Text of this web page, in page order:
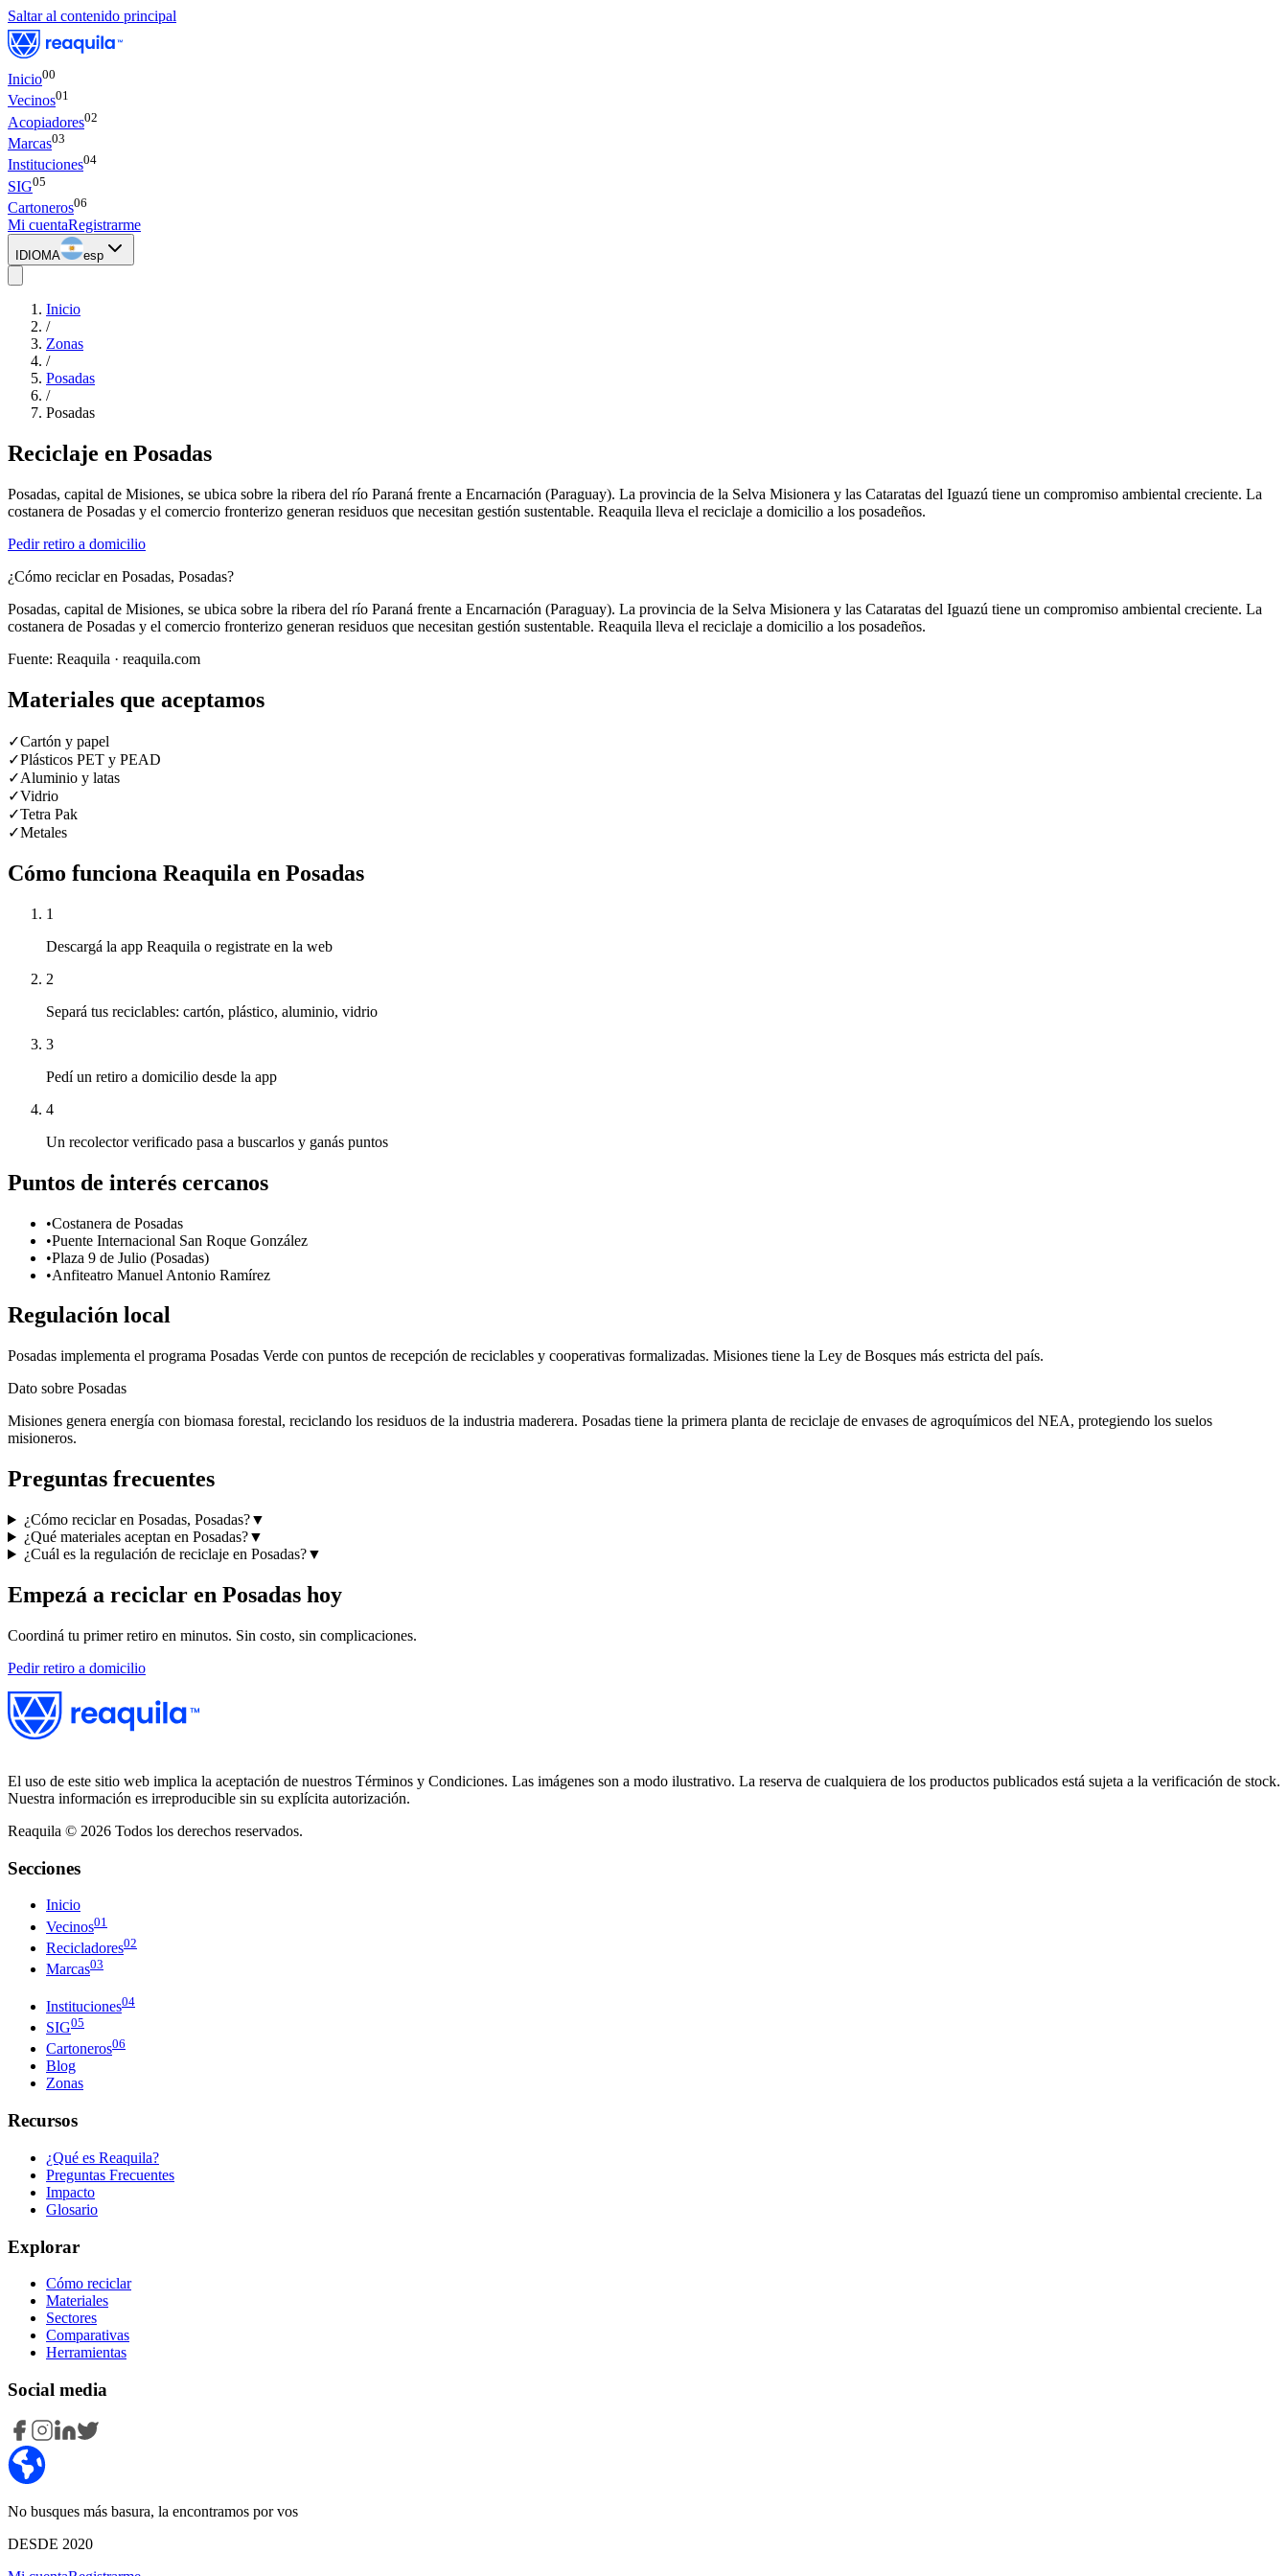
Saltar al contenido principal
Inicio00
Vecinos01
Acopiadores02
Marcas03
Instituciones04
SIG05
Cartoneros06
Mi cuentaRegistrarme
IDIOMA esp
Inicio
/
Zonas
/
Posadas
/
Posadas
Reciclaje en Posadas
Posadas, capital de Misiones, se ubica sobre la ribera del río Paraná frente a Encarnación (Paraguay). La provincia de la Selva Misionera y las Cataratas del Iguazú tiene un compromiso ambiental creciente. La
costanera de Posadas y el comercio fronterizo generan residuos que necesitan gestión sustentable. Reaquila lleva el reciclaje a domicilio a los posadeños.
Pedir retiro a domicilio
¿Cómo reciclar en Posadas, Posadas?
Posadas, capital de Misiones, se ubica sobre la ribera del río Paraná frente a Encarnación (Paraguay). La provincia de la Selva Misionera y las Cataratas del Iguazú tiene un compromiso ambiental creciente. La
costanera de Posadas y el comercio fronterizo generan residuos que necesitan gestión sustentable. Reaquila lleva el reciclaje a domicilio a los posadeños.
Fuente: Reaquila · reaquila.com
Materiales que aceptamos
✓Cartón y papel
✓Plásticos PET y PEAD
✓Aluminio y latas
✓Vidrio
✓Tetra Pak
✓Metales
Cómo funciona Reaquila en Posadas
1
Descargá la app Reaquila o registrate en la web
2
Separá tus reciclables: cartón, plástico, aluminio, vidrio
3
Pedí un retiro a domicilio desde la app
4
Un recolector verificado pasa a buscarlos y ganás puntos
Puntos de interés cercanos
•Costanera de Posadas
•Puente Internacional San Roque González
•Plaza 9 de Julio (Posadas)
•Anfiteatro Manuel Antonio Ramírez
Regulación local
Posadas implementa el programa Posadas Verde con puntos de recepción de reciclables y cooperativas formalizadas. Misiones tiene la Ley de Bosques más estricta del país.
Dato sobre Posadas
Misiones genera energía con biomasa forestal, reciclando los residuos de la industria maderera. Posadas tiene la primera planta de reciclaje de envases de agroquímicos del NEA, protegiendo los suelos
misioneros.
Preguntas frecuentes
¿Cómo reciclar en Posadas, Posadas?▼
¿Qué materiales aceptan en Posadas?▼
¿Cuál es la regulación de reciclaje en Posadas?▼
Empezá a reciclar en Posadas hoy
Coordiná tu primer retiro en minutos. Sin costo, sin complicaciones.
Pedir retiro a domicilio
El uso de este sitio web implica la aceptación de nuestros Términos y Condiciones. Las imágenes son a modo ilustrativo. La reserva de cualquiera de los productos publicados está sujeta a la verificación de stock.
Nuestra información es irreproducible sin su explícita autorización.
Reaquila © 2026 Todos los derechos reservados.
Secciones
Inicio
Vecinos01
Recicladores02
Marcas03
Instituciones04
SIG05
Cartoneros06
Blog
Zonas
Recursos
¿Qué es Reaquila?
Preguntas Frecuentes
Impacto
Glosario
Explorar
Cómo reciclar
Materiales
Sectores
Comparativas
Herramientas
Social media
No busques más basura, la encontramos por vos
DESDE 2020